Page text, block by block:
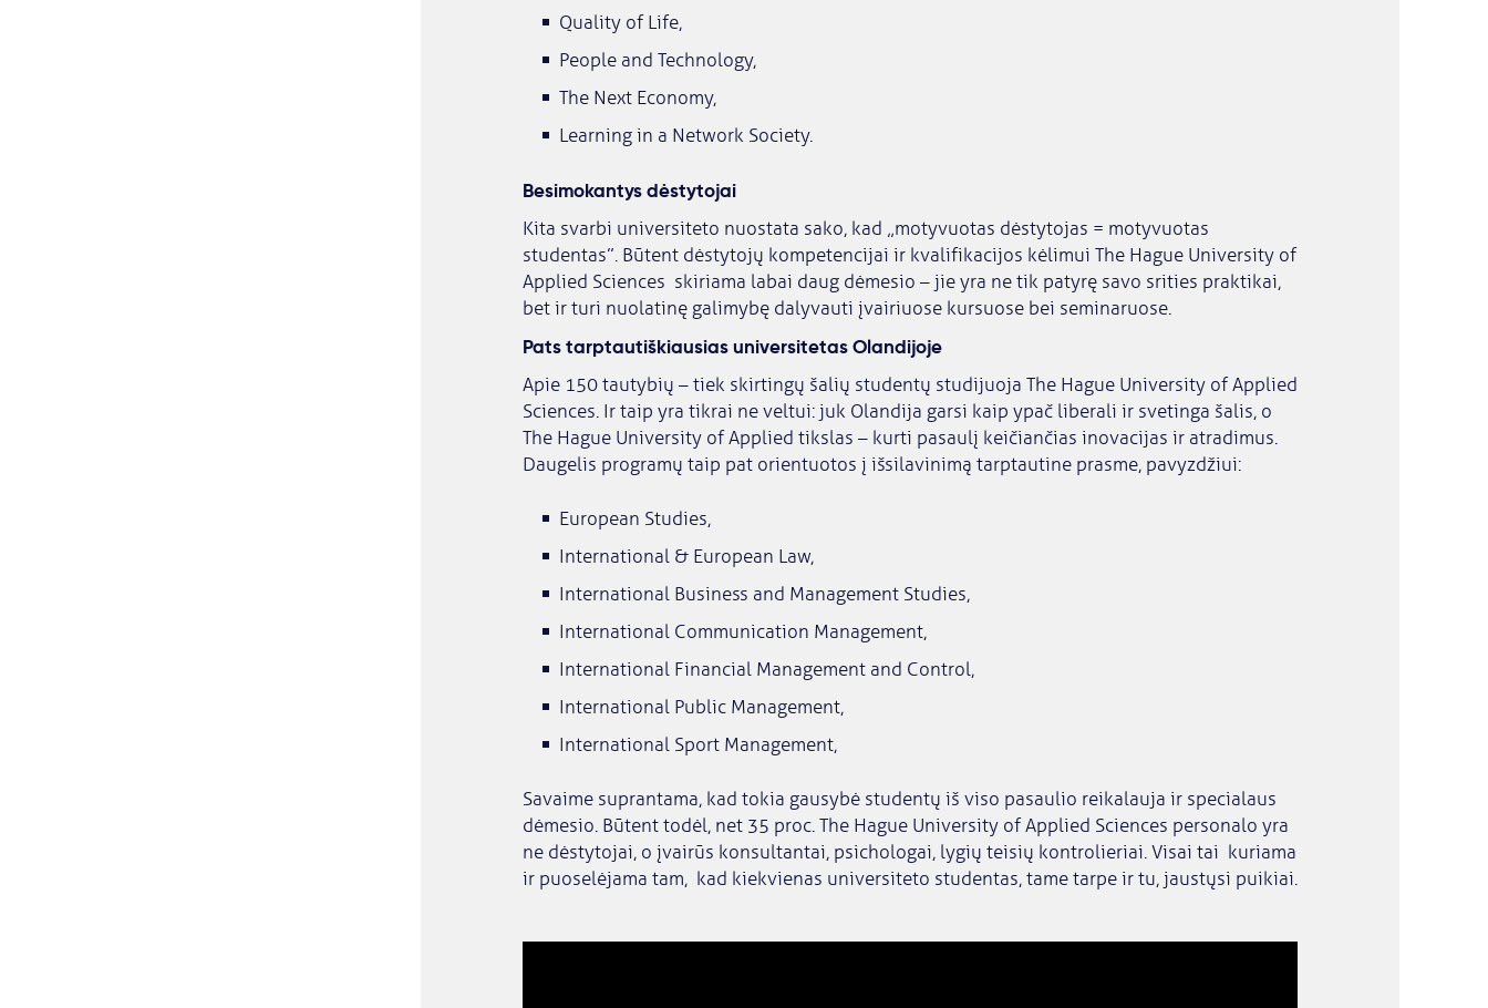
Quality of Life,
People and Technology,
The Next Economy,
Learning in a Network Society.
Besimokantys dėstytojai
Kita svarbi universiteto nuostata sako, kad „motyvuotas dėstytojas = motyvuotas
studentas”. Būtent dėstytojų kompetencijai ir kvalifikacijos kėlimui The Hague University of
Applied Sciences skiriama labai daug dėmesio – jie yra ne tik patyrę savo srities praktikai,
bet ir turi nuolatinę galimybę dalyvauti įvairiuose kursuose bei seminaruose.
Pats tarptautiškiausias universitetas Olandijoje
Apie 150 tautybių – tiek skirtingų šalių studentų studijuoja The Hague University of Applied
Sciences. Ir taip yra tikrai ne veltui: juk Olandija garsi kaip ypač liberali ir svetinga šalis, o
The Hague University of Applied tikslas – kurti pasaulį keičiančias inovacijas ir atradimus.
Daugelis programų taip pat orientuotos į išsilavinimą tarptautine prasme, pavyzdžiui:
European Studies,
International & European Law,
International Business and Management Studies,
International Communication Management,
International Financial Management and Control,
International Public Management,
International Sport Management,
Savaime suprantama, kad tokia gausybė studentų iš viso pasaulio reikalauja ir specialaus
dėmesio. Būtent todėl, net 35 proc. The Hague University of Applied Sciences personalo yra
ne dėstytojai, o įvairūs konsultantai, psichologai, lygių teisių kontrolieriai. Visai tai kuriama
ir puoselėjama tam, kad kiekvienas universiteto studentas, tame tarpe ir tu, jaustųsi puikiai.